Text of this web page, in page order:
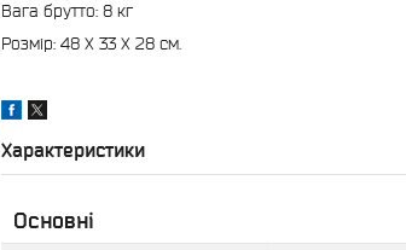
Вага брутто: 8 кг
Розмір: 48 X 33 X 28 см.
Характеристики
Основні